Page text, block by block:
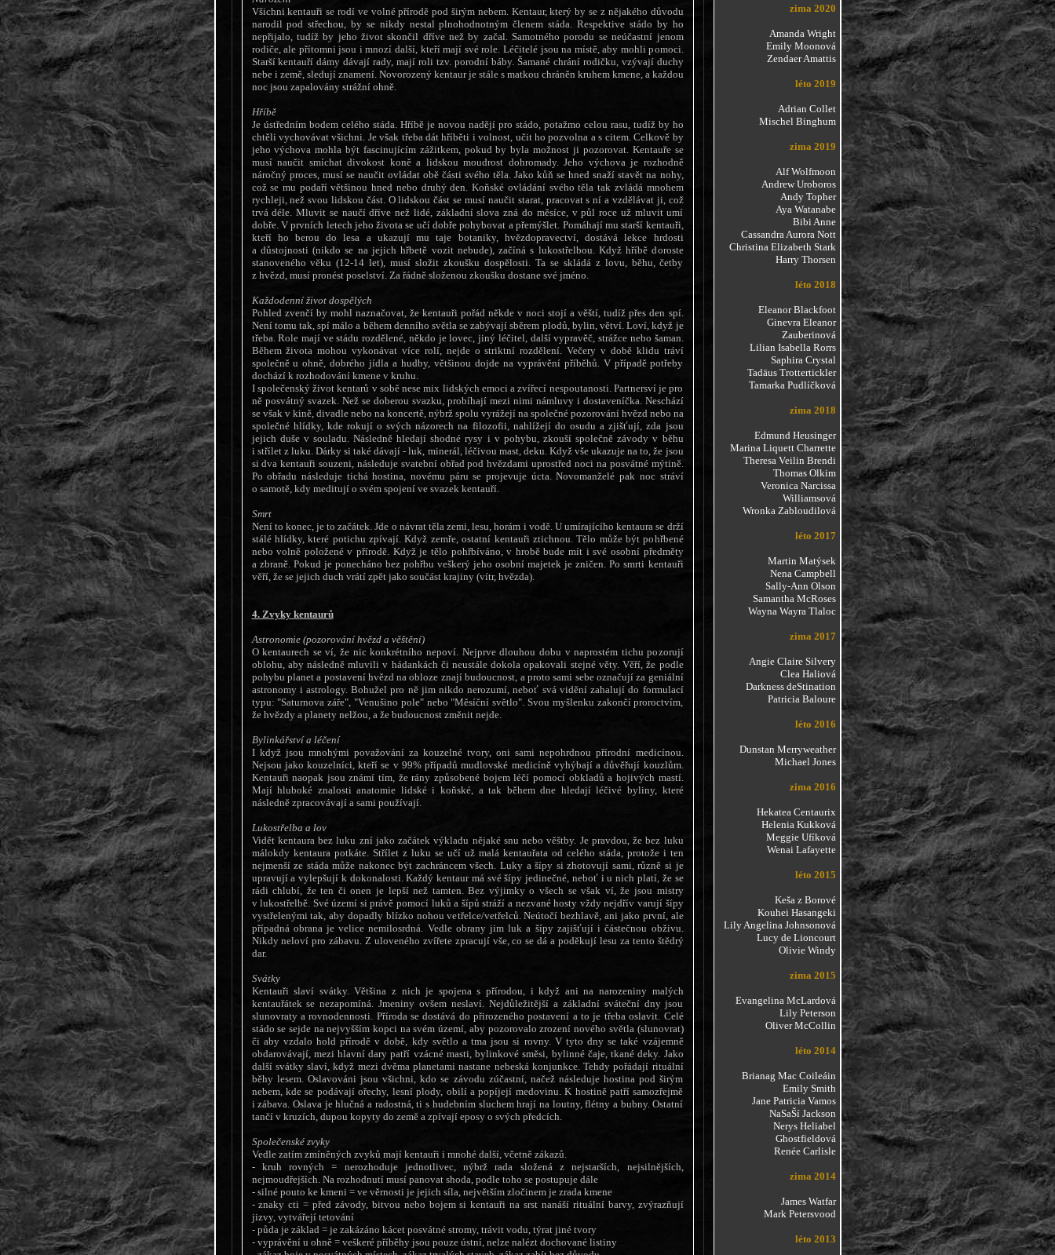
Všichni kentauři se rodí ve volné přírodě pod širým nebem. Kentaur, který by se z nějakého důvodu
narodil pod střechou, by se nikdy nestal plnohodnotným členem stáda. Respektive stádo by ho
nepřijalo, tudíž by jeho život skončil dříve než by začal. Samotného porodu se neúčastní jenom
rodiče, ale přítomni jsou i mnozí další, kteří mají své role. Léčitelé jsou na místě, aby mohli pomoci.
Starší kentauří dámy dávají rady, mají roli tzv. porodní báby. Šamané chrání rodičku, vzývají duchy
nebe i země, sledují znamení. Novorozený kentaur je stále s matkou chráněn kruhem kmene, a každou
noc jsou zapalovány strážní ohně.
Hříbě
Je ústředním bodem celého stáda. Hříbě je novou nadějí pro stádo, potažmo celou rasu, tudíž by ho
chtěli vychovávat všichni. Je však třeba dát hříběti i volnost, učit ho pozvolna a s citem. Celkově by
jeho výchova mohla být fascinujícím zážitkem, pokud by byla možnost ji pozorovat. Kentauře se
musí naučit smíchat divokost koně a lidskou moudrost dohromady. Jeho výchova je rozhodně
náročný proces, musí se naučit ovládat obě části svého těla. Jako kůň se hned snaží stavět na nohy,
což se mu podaří většinou hned nebo druhý den. Koňské ovládání svého těla tak zvládá mnohem
rychleji, než svou lidskou část. O lidskou část se musí naučit starat, pracovat s ní a vzdělávat ji, což
trvá déle. Mluvit se naučí dříve než lidé, základní slova zná do měsíce, v půl roce už mluvit umí
dobře. V prvních letech jeho života se učí dobře pohybovat a přemýšlet. Pomáhají mu starší kentauři,
kteří ho berou do lesa a ukazují mu taje botaniky, hvězdopravectví, dostává lekce hrdosti
a důstojnosti (nikdo se na jejich hřbetě vozit nebude), začíná s lukostřelbou. Když hříbě doroste
stanoveného věku (12-14 let), musí složit zkoušku dospělosti. Ta se skládá z lovu, běhu, četby
z hvězd, musí pronést poselství. Za řádně složenou zkoušku dostane své jméno.
Každodenní život dospělých
Pohled zvenčí by mohl naznačovat, že kentauři pořád někde v noci stojí a věští, tudíž přes den spí.
Není tomu tak, spí málo a během denního světla se zabývají sběrem plodů, bylin, větví. Loví, když je
třeba. Role mají ve stádu rozdělené, někdo je lovec, jiný léčitel, další vypravěč, strážce nebo šaman.
Během života mohou vykonávat více rolí, nejde o striktní rozdělení. Večery v době klidu tráví
společně u ohně, dobrého jídla a hudby, většinou dojde na vyprávění příběhů. V případě potřeby
dochází k rozhodování kmene v kruhu.
I společenský život kentarů v sobě nese mix lidských emoci a zvířecí nespoutanosti. Partnersví je pro
ně posvátný svazek. Než se doberou svazku, probíhají mezi nimi námluvy i dostaveníčka. Neschází
se však v kině, divadle nebo na koncertě, nýbrž spolu vyrážejí na společné pozorování hvězd nebo na
společné hlídky, kde rokují o svých názorech na filozofii, nahlížejí do osudu a zjišťují, zda jsou
jejich duše v souladu. Následně hledají shodné rysy i v pohybu, zkouší společně závody v běhu
i střílet z luku. Dárky si také dávají - luk, minerál, léčivou mast, deku. Když vše ukazuje na to, že jsou
si dva kentauři souzeni, následuje svatební obřad pod hvězdami uprostřed noci na posvátné mýtině.
Po obřadu následuje tichá hostina, novému páru se projevuje úcta. Novomanželé pak noc stráví
o samotě, kdy meditují o svém spojení ve svazek kentauří.
Smrt
Není to konec, je to začátek. Jde o návrat těla zemi, lesu, horám i vodě. U umírajícího kentaura se drží
stálé hlídky, které potichu zpívají. Když zemře, ostatní kentauři ztichnou. Tělo může být pohřbené
nebo volně položené v přírodě. Když je tělo pohřbíváno, v hrobě bude mít i své osobní předměty
a zbraně. Pokud je ponecháno bez pohřbu veškerý jeho osobní majetek je zničen. Po smrti kentauři
věří, že se jejich duch vrátí zpět jako součást krajiny (vítr, hvězda).
4. Zvyky kentaurů
Astronomie (pozorování hvězd a věštění)
O kentaurech se ví, že nic konkrétního nepoví. Nejprve dlouhou dobu v naprostém tichu pozorují
oblohu, aby následně mluvili v hádankách či neustále dokola opakovali stejné věty. Věří, že podle
pohybu planet a postavení hvězd na obloze znají budoucnost, a proto sami sebe označují za geniální
astronomy i astrology. Bohužel pro ně jim nikdo nerozumí, neboť svá vidění zahalují do formulací
typu: "Saturnova záře", "Venušino pole" nebo "Měsíční světlo". Svou myšlenku zakončí proroctvím,
že hvězdy a planety nelžou, a že budoucnost změnit nejde.
Bylinkářství a léčení
I když jsou mnohými považování za kouzelné tvory, oni sami nepohrdnou přírodní medicínou.
Nejsou jako kouzelníci, kteří se v 99% případů mudlovské medicíně vyhýbají a důvěřují kouzlům.
Kentauři naopak jsou známí tím, že rány způsobené bojem léčí pomocí obkladů a hojivých mastí.
Mají hluboké znalosti anatomie lidské i koňské, a tak během dne hledají léčivé byliny, které
následně zpracovávají a sami používají.
Lukostřelba a lov
Vidět kentaura bez luku zní jako začátek výkladu nějaké snu nebo věštby. Je pravdou, že bez luku
málokdy kentaura potkáte. Střílet z luku se učí už malá kentauřata od celého stáda, protože i ten
nejmenší ze stáda může nakonec být zachráncem všech. Luky a šípy si zhotovují sami, různě si je
upravují a vylepšují k dokonalosti. Každý kentaur má své šípy jedinečné, neboť i u nich platí, že se
rádi chlubí, že ten či onen je lepší než tamten. Bez výjimky o všech se však ví, že jsou mistry
v lukostřelbě. Své území si právě pomocí luků a šípů stráží a nezvané hosty vždy nejdřív varují šípy
vystřelenými tak, aby dopadly blízko nohou vetřelce/vetřelců. Neútočí bezhlavě, ani jako první, ale
případná obrana je velice nemilosrdná. Vedle obrany jim luk a šípy zajišťují i částečnou obživu.
Nikdy neloví pro zábavu. Z uloveného zvířete zpracují vše, co se dá a poděkují lesu za tento štědrý
dar.
Svátky
Kentauři slaví svátky. Většina z nich je spojena s přírodou, i když ani na narozeniny malých
kentauřátek se nezapomíná. Jmeniny ovšem neslaví. Nejdůležitější a základní sváteční dny jsou
slunovraty a rovnodennosti. Příroda se dostává do přirozeného postavení a to je třeba oslavit. Celé
stádo se sejde na nejvyšším kopci na svém území, aby pozorovalo zrození nového světla (slunovrat)
či aby vzdalo hold přírodě v době, kdy světlo a tma jsou si rovny. V tyto dny se také vzájemně
obdarovávají, mezi hlavní dary patří vzácné masti, bylinkové směsi, bylinné čaje, tkané deky. Jako
další svátky slaví, když mezi dvěma planetami nastane nebeská konjunkce. Tehdy pořádají rituální
běhy lesem. Oslavováni jsou všichni, kdo se závodu zúčastní, načež následuje hostina pod širým
nebem, kde se podávají ořechy, lesní plody, obilí a popíjejí medovinu. K hostině patří samozřejmě
i zábava. Oslava je hlučná a radostná, ti s hudebním sluchem hrají na loutny, flétny a bubny. Ostatní
tančí v kruzích, dupou kopyty do země a zpívají eposy o svých předcích.
Společenské zvyky
Vedle zatím zmíněných zvyků mají kentauři i mnohé další, včetně zákazů.
- kruh rovných = nerozhoduje jednotlivec, nýbrž rada složená z nejstarších, nejsilnějších,
nejmoudřejších. Na rozhodnutí musí panovat shoda, podle toho se postupuje dále
- silné pouto ke kmeni = ve věrnosti je jejich síla, největším zločinem je zrada kmene
- znaky cti = před závody, bitvou nebo bojem si kentauři na srst nanáší rituální barvy, zvýrazňují
jizvy, vytvářejí tetování
- půda je základ = je zakázáno kácet posvátné stromy, trávit vodu, týrat jiné tvory
- vyprávění u ohně = veškeré příběhy jsou pouze ústní, nelze nalézt dochované listiny
zima 2020
Amanda Wright
Emily Moonová
Zendaer Amattis
léto 2019
Adrian Collet
Mischel Binghum
zima 2019
Alf Wolfmoon
Andrew Uroboros
Andy Topher
Aya Watanabe
Bibi Anne
Cassandra Aurora Nott
Christina Elizabeth Stark
Harry Thorsen
léto 2018
Eleanor Blackfoot
Ginevra Eleanor
Zauberinová
Lilian Isabella Rorrs
Saphira Crystal
Tadäus Trottertickler
Tamarka Pudlíčková
zima 2018
Edmund Heusinger
Marina Liquett Charrette
Theresa Veilin Brendi
Thomas Olkim
Veronica Narcissa
Williamsová
Wronka Zabloudilová
léto 2017
Martin Matýsek
Nena Campbell
Sally-Ann Olson
Samantha McRoses
Wayna Wayra Tlaloc
zima 2017
Angie Claire Silvery
Clea Haliová
Darkness deStination
Patricia Baloure
léto 2016
Dunstan Merryweather
Michael Jones
zima 2016
Hekatea Centaurix
Helenia Kukková
Meggie Ufíková
Wenai Lafayette
léto 2015
Keša z Borové
Kouhei Hasangeki
Lily Angelina Johnsonová
Lucy de Lioncourt
Olivie Windy
zima 2015
Evangelina McLardová
Lily Peterson
Oliver McCollin
léto 2014
Brianag Mac Coileáin
Emily Smith
Jane Patricia Vamos
NaSaŠí Jackson
Nerys Heliabel
Ghostfieldová
Renée Carlisle
zima 2014
James Watfar
Mark Petersvood
léto 2013